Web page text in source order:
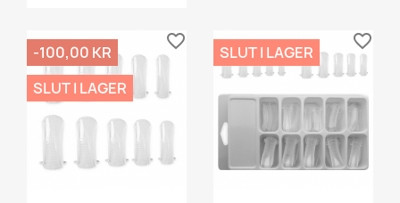
-100,00 KR
SLUT I LAGER
favorite_border
SLUT I LAGER
favorite_border